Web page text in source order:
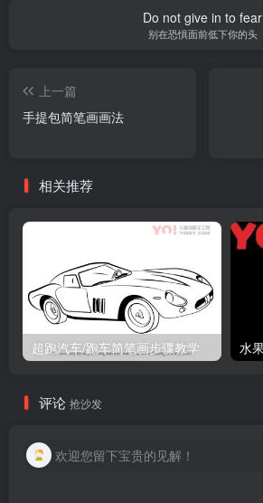
Do not give in to fear
别在恐惧面前低下你的头
上一篇
手提包简笔画画法
相关推荐
超跑汽车/跑车简笔画步骤教学
评论 抢沙发
欢迎您留下宝贵的见解！